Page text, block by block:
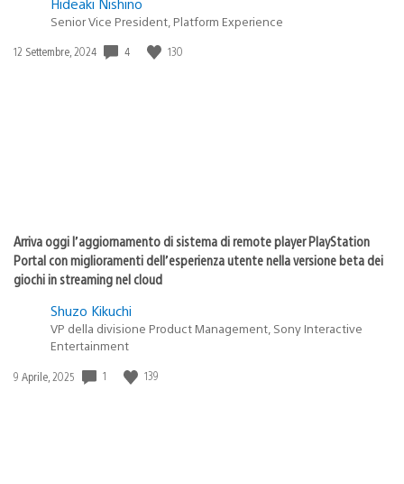
Senior Vice President, Platform Experience
Data
12 Settembre, 2024 4 130
Arriva oggi l’aggiornamento di sistema di remote player PlayStation
Portal con miglioramenti dell’esperienza utente nella versione beta dei
giochi in streaming nel cloud
Shuzo Kikuchi
VP della divisione Product Management, Sony Interactive
Entertainment
Data
9 Aprile, 2025 1 139